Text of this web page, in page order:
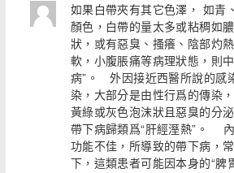
如果白帶夾有其它色澤， 如青
顏色，白帶的量太多或粘稠如
狀，或有惡臭、搔癢、陰部灼
軟，小腹脹痛等病理狀態，則
病”。 外因接近西醫所說的感
染，大部分是由性行爲的傳染
黃綠或灰色泡沫狀且惡臭的分
帶下病歸類爲“肝經溼熱”。
功能不佳，所導致的帶下病，
下，這類患者可能因本身的“脾